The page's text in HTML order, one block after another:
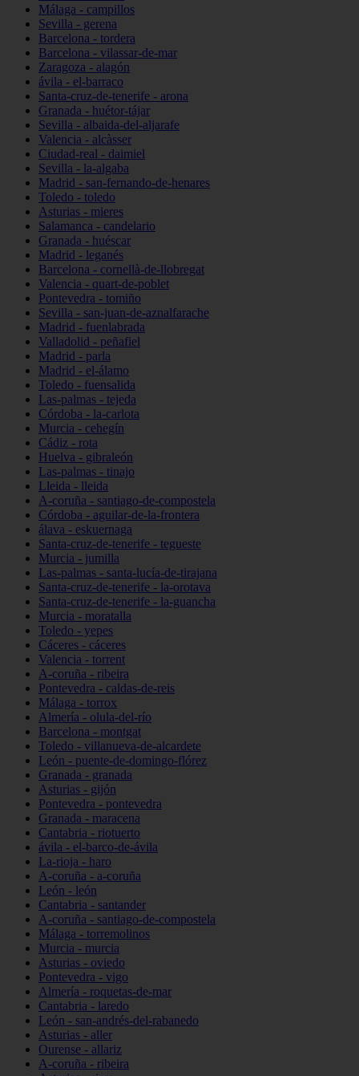
Málaga - campillos
Sevilla - gerena
Barcelona - tordera
Barcelona - vilassar-de-mar
Zaragoza - alagón
ávila - el-barraco
Santa-cruz-de-tenerife - arona
Granada - huétor-tájar
Sevilla - albaida-del-aljarafe
Valencia - alcàsser
Ciudad-real - daimiel
Sevilla - la-algaba
Madrid - san-fernando-de-henares
Toledo - toledo
Asturias - mieres
Salamanca - candelario
Granada - huéscar
Madrid - leganés
Barcelona - cornellà-de-llobregat
Valencia - quart-de-poblet
Pontevedra - tomiño
Sevilla - san-juan-de-aznalfarache
Madrid - fuenlabrada
Valladolid - peñafiel
Madrid - parla
Madrid - el-álamo
Toledo - fuensalida
Las-palmas - tejeda
Córdoba - la-carlota
Murcia - cehegín
Cádiz - rota
Huelva - gibraleón
Las-palmas - tinajo
Lleida - lleida
A-coruña - santiago-de-compostela
Córdoba - aguilar-de-la-frontera
álava - eskuernaga
Santa-cruz-de-tenerife - tegueste
Murcia - jumilla
Las-palmas - santa-lucía-de-tirajana
Santa-cruz-de-tenerife - la-orotava
Santa-cruz-de-tenerife - la-guancha
Murcia - moratalla
Toledo - yepes
Cáceres - cáceres
Valencia - torrent
A-coruña - ribeira
Pontevedra - caldas-de-reis
Málaga - torrox
Almería - olula-del-río
Barcelona - montgat
Toledo - villanueva-de-alcardete
León - puente-de-domingo-flórez
Granada - granada
Asturias - gijón
Pontevedra - pontevedra
Granada - maracena
Cantabria - riotuerto
ávila - el-barco-de-ávila
La-rioja - haro
A-coruña - a-coruña
León - león
Cantabria - santander
A-coruña - santiago-de-compostela
Málaga - torremolinos
Murcia - murcia
Asturias - oviedo
Pontevedra - vigo
Almería - roquetas-de-mar
Cantabria - laredo
León - san-andrés-del-rabanedo
Asturias - aller
Ourense - allariz
A-coruña - ribeira